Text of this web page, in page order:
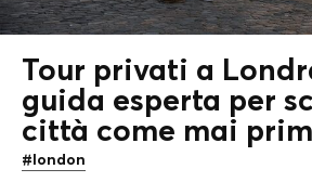
Tour privati a
guida esperta per
città come mai
#london